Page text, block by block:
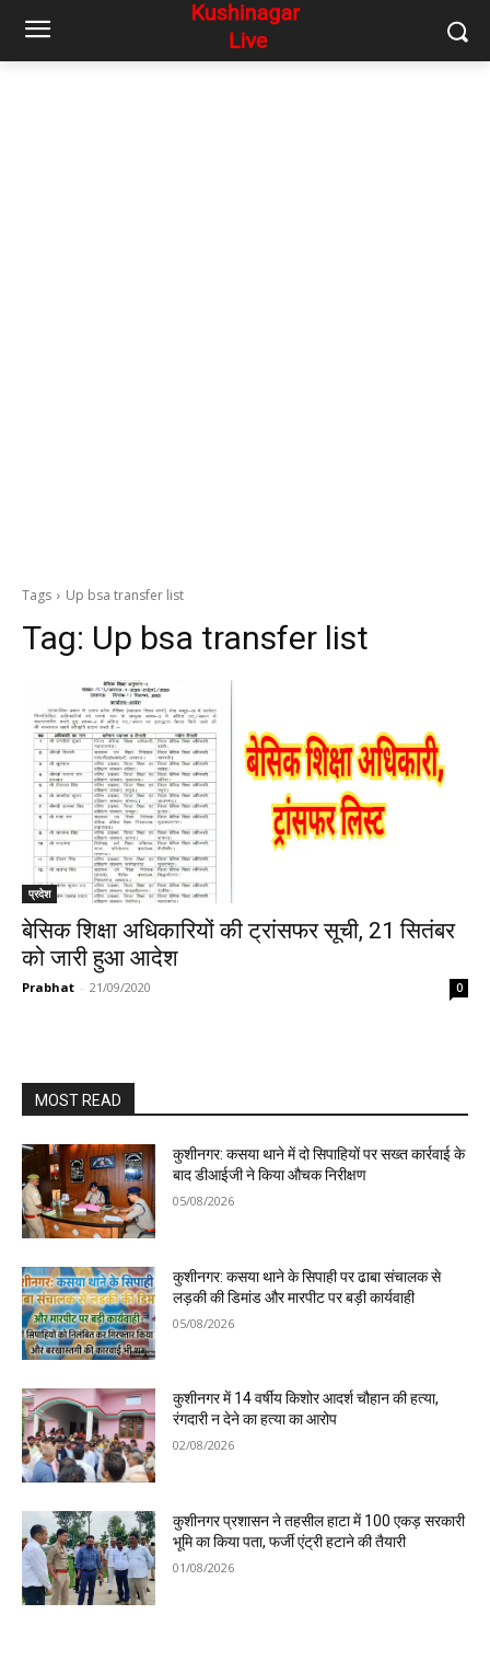
Tags Up bsa transfer list
Tag: Up bsa transfer list
प्रदेश
बेसिक शिक्षा अधिकारियों की ट्रांसफर सूची, 21 सितंबर
को जारी हुआ आदेश
Prabhat - 21/09/2020 0
MOST READ
कुशीनगर: कसया थाने में दो सिपाहियों पर सख्त कार्रवाई के
बाद डीआईजी ने किया औचक निरीक्षण
05/08/2026
कुशीनगर: कसया थाने के सिपाही पर ढाबा संचालक से
लड़की की डिमांड और मारपीट पर बड़ी कार्यवाही
05/08/2026
कुशीनगर में 14 वर्षीय किशोर आदर्श चौहान की हत्या,
रंगदारी न देने का हत्या का आरोप
02/08/2026
कुशीनगर प्रशासन ने तहसील हाटा में 100 एकड़ सरकारी
भूमि का किया पता, फर्जी एंट्री हटाने की तैयारी
01/08/2026